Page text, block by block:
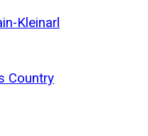
Kleinarl
Country